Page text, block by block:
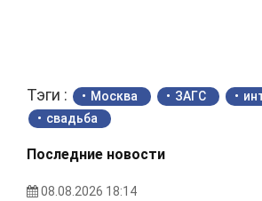
Тэги : Москва ЗАГС
свадьба
Последние новости
08.08.2026 18:14